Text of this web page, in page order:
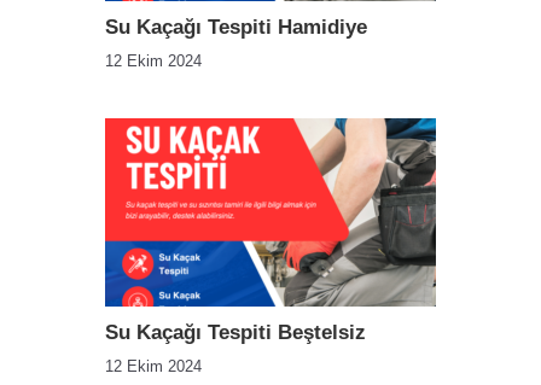
Su Kaçağı Tespiti Hamidiye
12 Ekim 2024
Su Kaçağı Tespiti Beştelsiz
12 Ekim 2024